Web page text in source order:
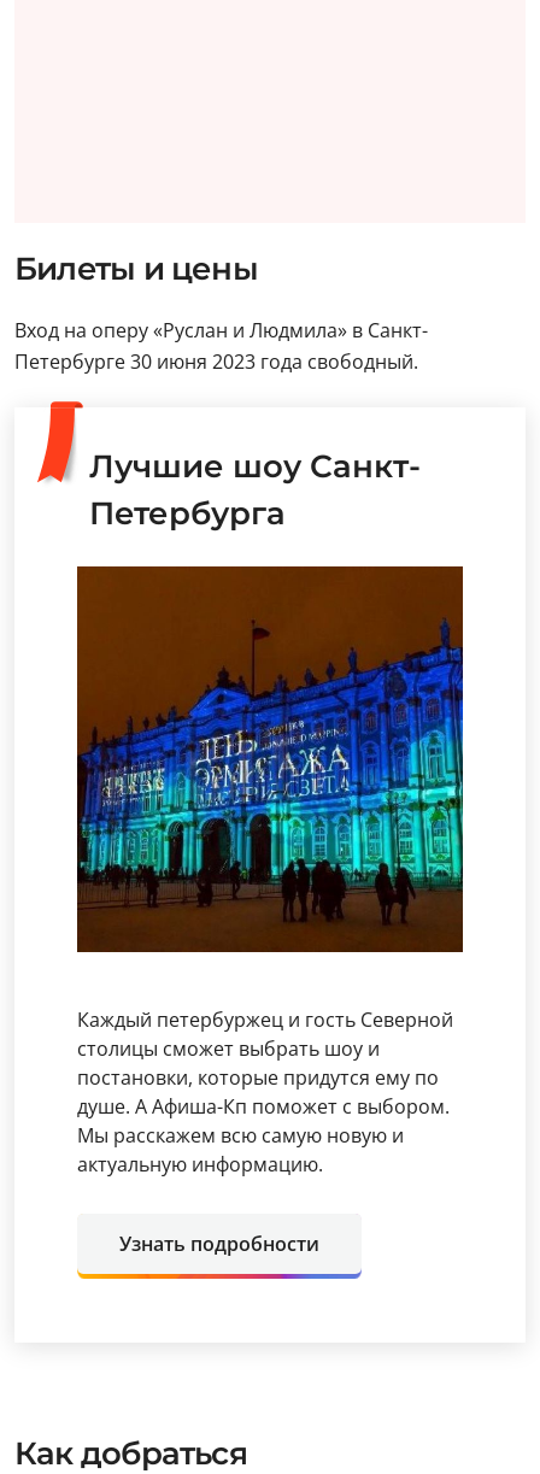
Билеты и цены
Вход на оперу «Руслан и Людмила» в Санкт-
Петербурге 30 июня 2023 года свободный.
Лучшие шоу Санкт-
Петербурга
Каждый петербуржец и гость Северной
столицы сможет выбрать шоу и
постановки, которые придутся ему по
душе. А Афиша-Кп поможет с выбором.
Мы расскажем всю самую новую и
актуальную информацию.
Узнать подробности
Как добраться